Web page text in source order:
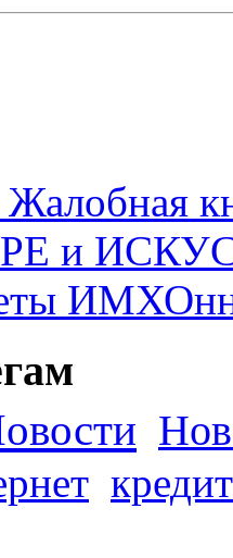
и
кредит